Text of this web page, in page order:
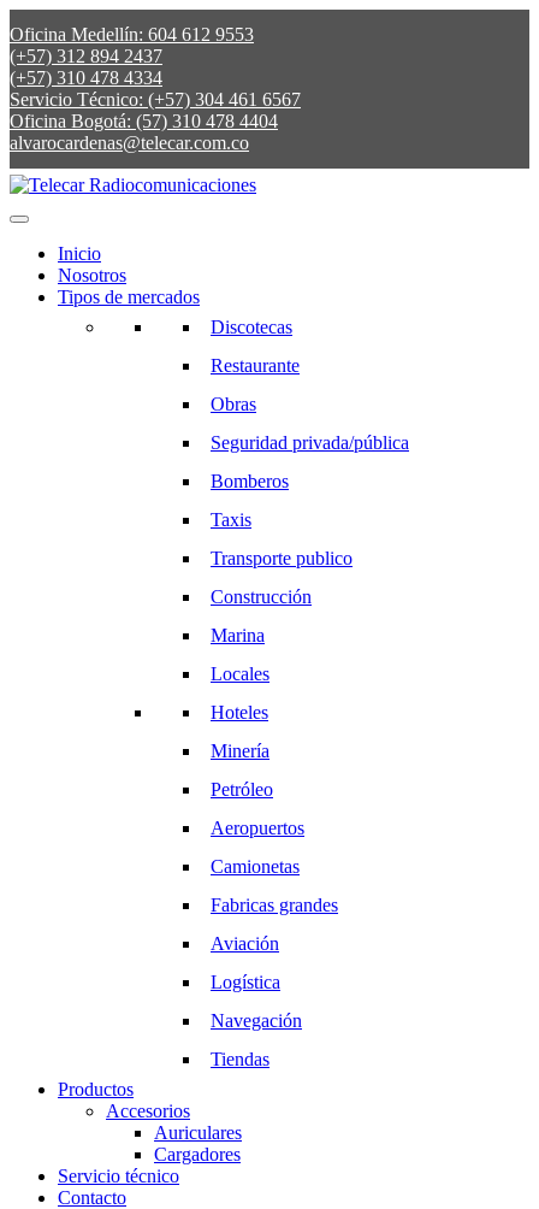
Oficina Medellín: 604 612 9553
(+57) 312 894 2437
(+57) 310 478 4334
Servicio Técnico: (+57) 304 461 6567
Oficina Bogotá: (57) 310 478 4404
alvarocardenas@telecar.com.co
Inicio
Nosotros
Tipos de mercados
Discotecas
Restaurante
Obras
Seguridad privada/pública
Bomberos
Taxis
Transporte publico
Construcción
Marina
Locales
Hoteles
Minería
Petróleo
Aeropuertos
Camionetas
Fabricas grandes
Aviación
Logística
Navegación
Tiendas
Productos
Accesorios
Auriculares
Cargadores
Servicio técnico
Contacto